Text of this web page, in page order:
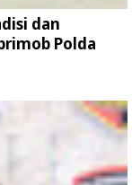
dan
Polda